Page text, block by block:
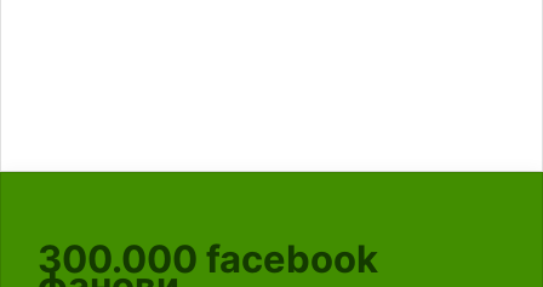
300.000 facebook